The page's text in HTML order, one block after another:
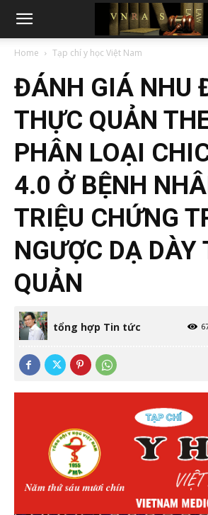
Home Tạp chí y học Việt Nam
ĐÁNH GIÁ NHU
THỰC QUẢN
PHÂN LOẠI
4.0 Ở BỆNH
TRIỆU CHỨNG
NGƯỢC DẠ DÀY
QUẢN
tổng hợp Tin tức